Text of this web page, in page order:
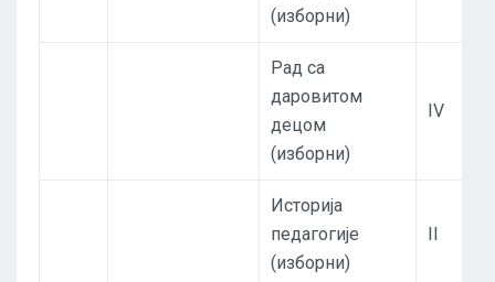
(изборни)
Рад са
даровитом
децом
(изборни)
IV
Историја
педагогије
(изборни)
II